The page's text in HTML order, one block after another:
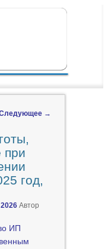
→
при
год,
Автор
ИП